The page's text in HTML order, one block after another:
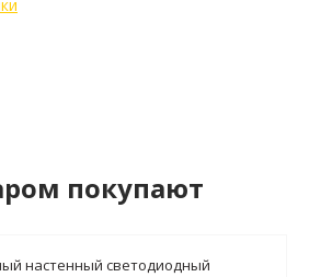
покупают
настенный светодиодный